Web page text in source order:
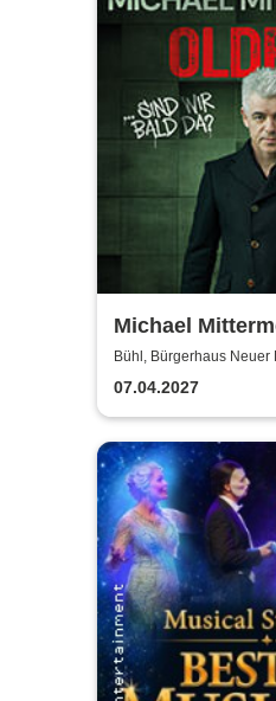
Michael
OLDBOY... sind
Bühl, Bürgerhaus Neuer
07.04.2027